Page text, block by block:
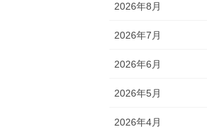
2026年8月
2026年7月
2026年6月
2026年5月
2026年4月